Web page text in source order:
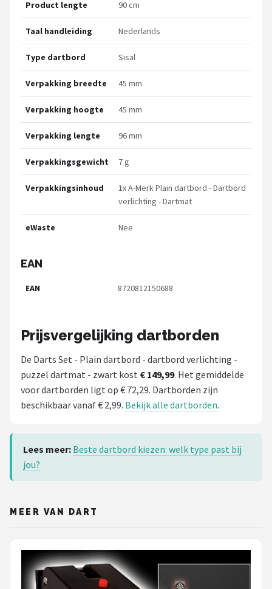
Product lengte 90 cm
Taal handleiding Nederlands
Type dartbord Sisal
Verpakking breedte 45 mm
Verpakking hoogte 45 mm
Verpakking lengte 96 mm
Verpakkingsgewicht 7 g
Verpakkingsinhoud
1x A-Merk Plain dartbord - Dartbord
verlichting - Dartmat
eWaste Nee
EAN
EAN 8720812150688
Prijsvergelijking dartborden
De Darts Set - Plain dartbord - dartbord verlichting -
puzzel dartmat - zwart kost € 149,99. Het gemiddelde
voor dartborden ligt op € 72,29. Dartborden zijn
beschikbaar vanaf € 2,99. Bekijk alle dartborden.
Lees meer: Beste dartbord kiezen: welk type past bij
jou?
MEER VAN DART